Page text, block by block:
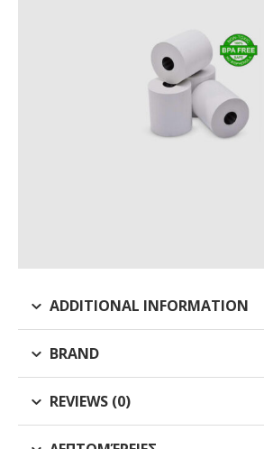
ADDITIONAL INFORMATION
BRAND
REVIEWS (0)